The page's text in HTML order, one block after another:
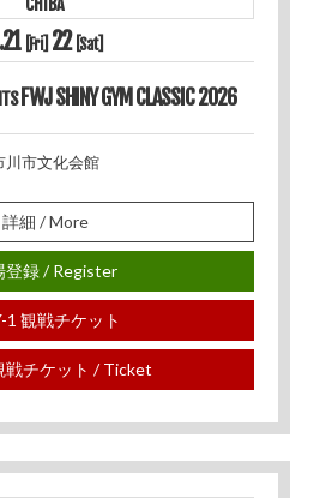
[Fri]22 [Sat]
FWJ SHINY GYM CLASSIC 2026
川市文化会館
詳細 / More
登録 / Register
1 観戦チケット
戦チケット / Ticket